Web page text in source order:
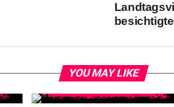
YOU MAY LIKE